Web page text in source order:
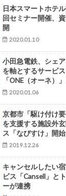
日本スマートホテ
回セミナー開催、
開
2020.01.10
小田急電鉄、シェ
を軸とするサービ
「ONE（オーネ）
2020.01.06
京都市「駆け付け
を支援する施設外
ス「なびすけ」開始
2019.12.26
キャンセルしたい
ビス「Cansell」と
ーが連携